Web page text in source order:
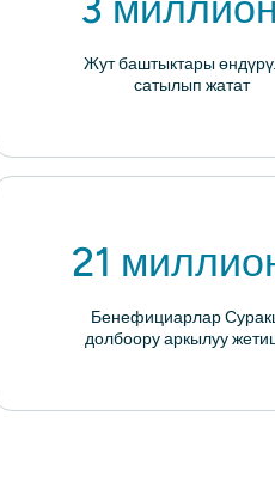
Жут баштыктары
сатылып жатат
21
Бенефициарлар
долбоору аркылуу